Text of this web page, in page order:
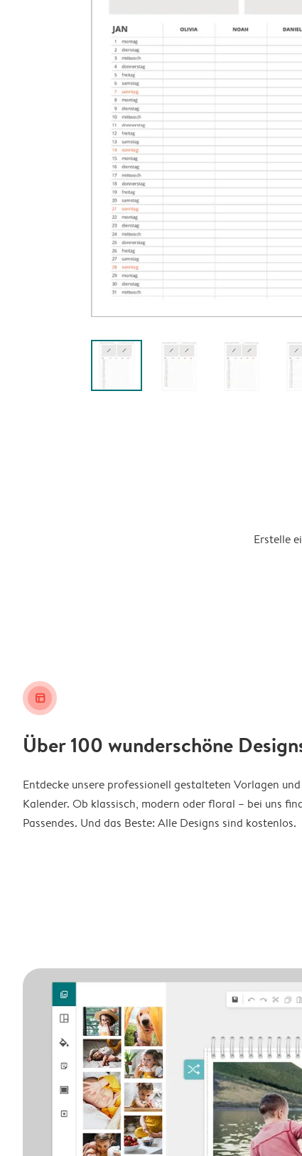
Erstelle
layout_alt
Über 100 wunderschöne
Entdecke unsere professionell gestalteten Vorlagen
Kalender. Ob klassisch, modern oder floral – bei uns
Passendes. Und das Beste: Alle Designs sind kostenlos.